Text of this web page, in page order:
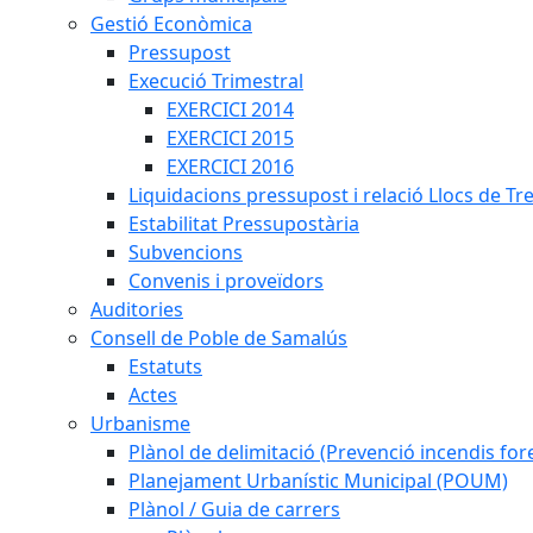
Gestió Econòmica
Pressupost
Execució Trimestral
EXERCICI 2014
EXERCICI 2015
EXERCICI 2016
Liquidacions pressupost i relació Llocs de
Estabilitat Pressupostària
Subvencions
Convenis i proveïdors
Auditories
Consell de Poble de Samalús
Estatuts
Actes
Urbanisme
Plànol de delimitació (Prevenció incendis
Planejament Urbanístic Municipal (POUM)
Plànol / Guia de carrers